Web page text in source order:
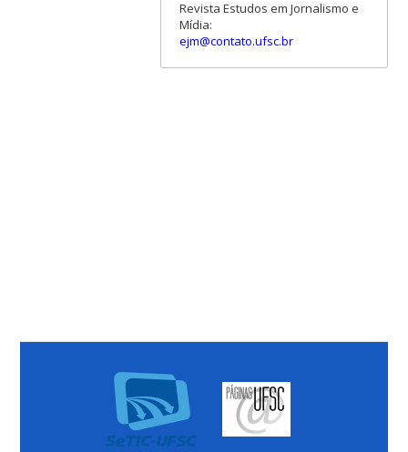
Revista Estudos em Jornalismo e
Mídia:
ejm@contato.ufsc.br